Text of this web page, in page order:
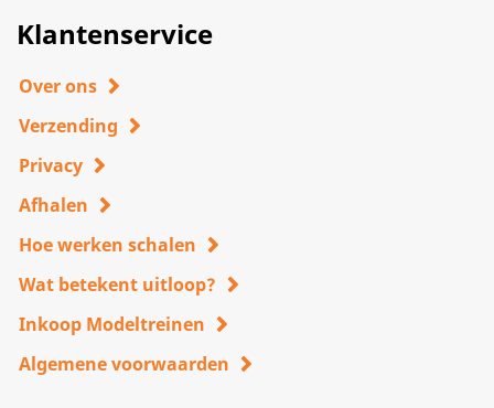
Klantenservice
Over ons
Verzending
Privacy
Afhalen
Hoe werken schalen
Wat betekent uitloop?
Inkoop Modeltreinen
Algemene voorwaarden